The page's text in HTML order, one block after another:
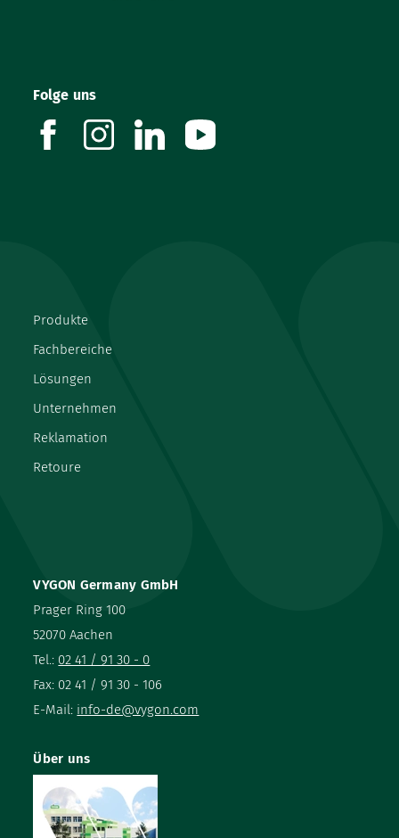
VYGON Germany GmbH
Prager Ring 100
52070 Aachen
Tel.: 02 41 / 91 30 - 0
Fax: 02 41 / 91 30 - 106
E-Mail: info-de@vygon.com
Produkte
Fachbereiche
Lösungen
Unternehmen
Reklamation
Retoure
Über uns
Folge uns